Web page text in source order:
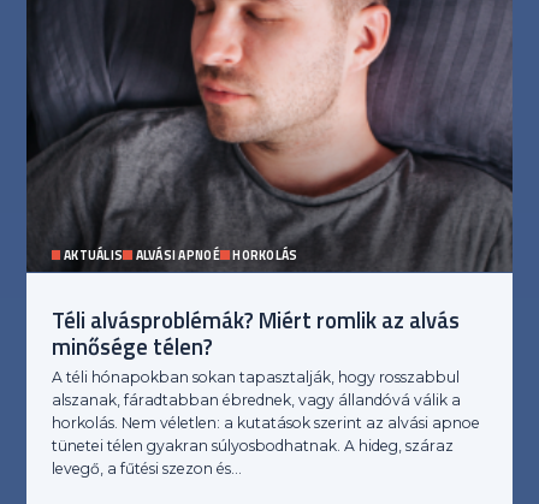
AKTUÁLIS ALVÁSI APNOÉ HORKOLÁS
Téli alvásproblémák? Miért romlik az alvás
minősége télen?
A téli hónapokban sokan tapasztalják, hogy rosszabbul
alszanak, fáradtabban ébrednek, vagy állandóvá válik a
horkolás. Nem véletlen: a kutatások szerint az alvási apnoe
tünetei télen gyakran súlyosbodhatnak. A hideg, száraz
levegő, a fűtési szezon és…